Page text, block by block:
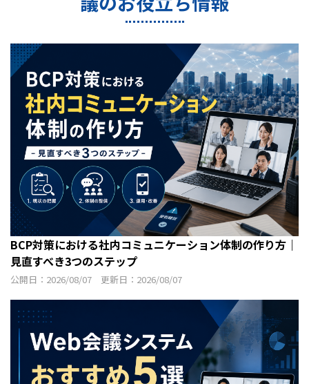
BCP対策における社内コミュニケーション体制の作り方｜
見直すべき3つのステップ
公開日：2026/08/07 更新日：2026/08/07